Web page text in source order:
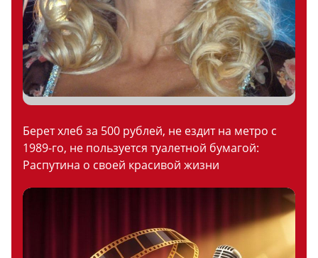
Берет хлеб за 500 рублей, не ездит на метро с
1989-го, не пользуется туалетной бумагой:
Распутина о своей красивой жизни